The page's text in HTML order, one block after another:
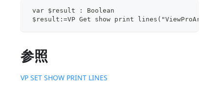
var $result : Boolean
$result:=VP Get show print
参照
VP SET SHOW PRINT LINES